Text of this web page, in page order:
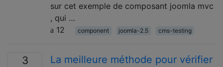
sur cet exemple de composant joomla mvc
, qui …
12
component joomla-2.5 cms-testing
3
La meilleure méthode pour vérifier